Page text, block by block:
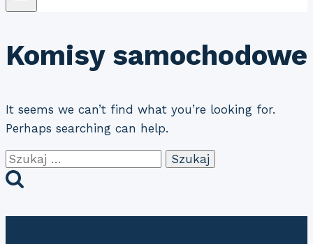
Komisy samochodowe
It seems we can’t find what you’re looking for.
Perhaps searching can help.
Szukaj: